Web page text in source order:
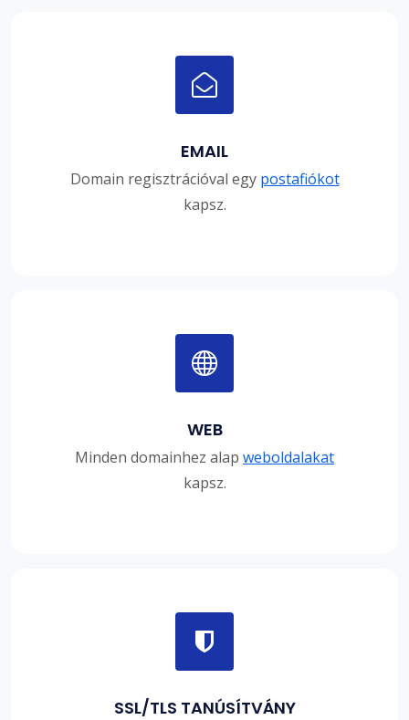
EMAIL
Domain regisztrációval egy postafiókot
kapsz.
WEB
Minden domainhez alap weboldalakat
kapsz.
SSL/TLS TANÚSÍTVÁNY